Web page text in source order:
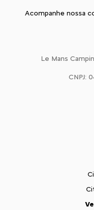
Acompanhe nossa
Le Mans
CNPJ: